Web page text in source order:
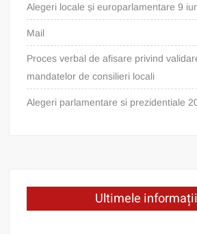
Alegeri locale și europarlamentare 9
Mail
Proces verbal de afisare privind
mandatelor de consilieri locali
Alegeri parlamentare si prezidentiale
Ultimele informații